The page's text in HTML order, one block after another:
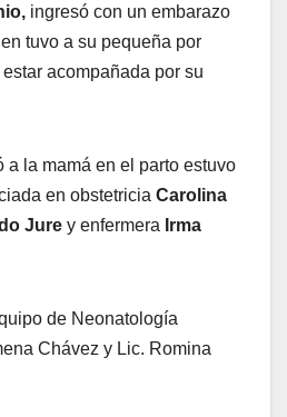
ingresó con un embarazo
tuvo a su pequeña por
acompañada por su
a la mamá en el parto estuvo
en obstetricia Carolina
Jure y enfermera Irma
de Neonatología
Chávez y Lic. Romina